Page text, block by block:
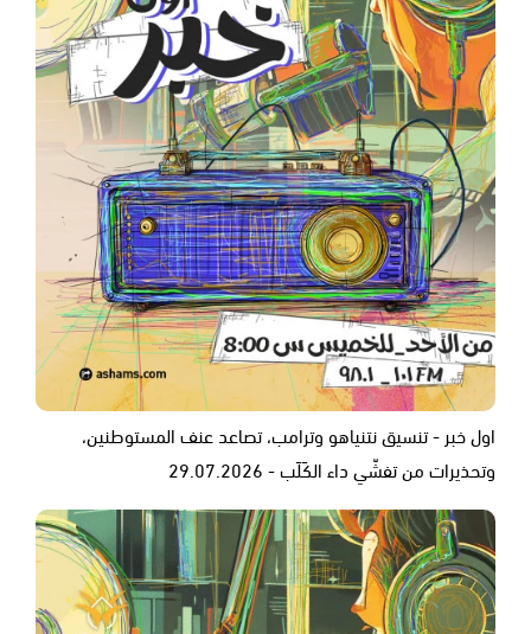
اول خبر - تنسيق نتنياهو وترامب، تصاعد عنف المستوطنين،
وتحذيرات من تفشّي داء الكَلَب - 29.07.2026